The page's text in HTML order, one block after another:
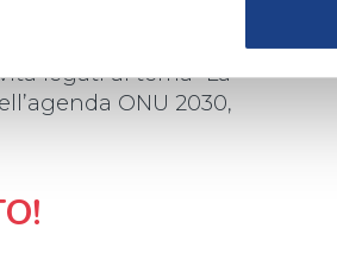
legati al tema “La
ONU 2030,